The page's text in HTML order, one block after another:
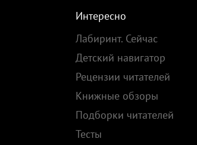
Интересно
Лабиринт. Сейчас
Детский навигатор
Рецензии читателей
Книжные обзоры
Подборки читателей
Тесты